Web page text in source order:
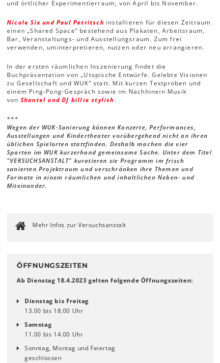
und örtlicher Experimentierraum, von April bis November.
Nicole Six und Paul Petritsch installieren für diesen Zeitraum
einen „Shared Space“ bestehend aus Plakaten, Arbeitsraum,
Bar, Veranstaltungs- und Ausstellungsraum. Zum frei
verwenden, uminterpretieren, nutzen oder neu arrangieren.
In der ersten räumlichen Inszenierung findet die
Buchpräsentation von „Utopische Entwürfe. Gelebte Visionen
zu Gesellschaft und WUK“ statt. Mit kurzen Textproben und
einem Ping-Pong-Gespräch sowie im Nachhinein Musik
von Shantel und DJ billie stylish.
***
Wegen der WUK-Sanierung können Konzerte, Performances,
Ausstellungen und Kindertheater vorübergehend nicht an ihren
üblichen Spielorten stattfinden. Deshalb machen die vier
Sparten im WUK kurzerhand gemeinsame Sache. Unter dem Titel
"VERSUCHSANSTALT" kuratieren sie Programm im frisch
sanierten Projektraum und verschränken ihre Themen und
Formate in einem räumlichen und inhaltlichen Neben- und
Miteinander.
Mehr Infos zur Versuchsanstalt
ÖFFNUNGSZEITEN
Ab Dienstag 18.4.2023 gelten folgende Öffnungszeiten:
Dienstag bis Freitag
13.00 bis 18.00 Uhr
Samstag
11.00 bis 14.00 Uhr
Sonntag, Montag und Feiertag
geschlossen